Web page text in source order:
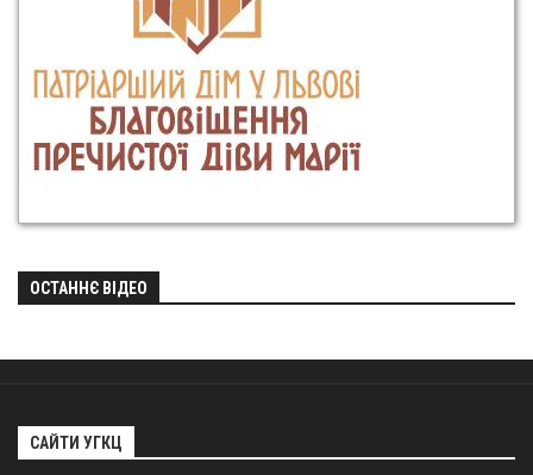
ОСТАННЄ ВІДЕО
САЙТИ УГКЦ